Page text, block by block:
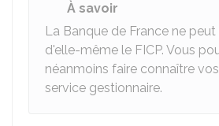
À savoir
La Banque de France ne
d'elle-même le FICP. Vous
néanmoins faire connaître
service gestionnaire.